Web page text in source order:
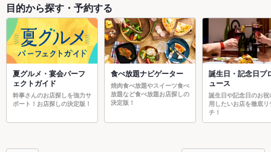
目的から探す・予約する
夏グルメ・宴会パーフ
ェクトガイド
幹事さんのお店探しを強力サ
ポート！お店探しの決定版！
食べ放題ナビゲーター
焼肉食べ放題やスイーツ食べ
放題など食べ放題お店探しの
決定版！
誕生日・記念日プ
ュース
誕生日や記念日のお祝
用したいお店を徹底リ
チ！